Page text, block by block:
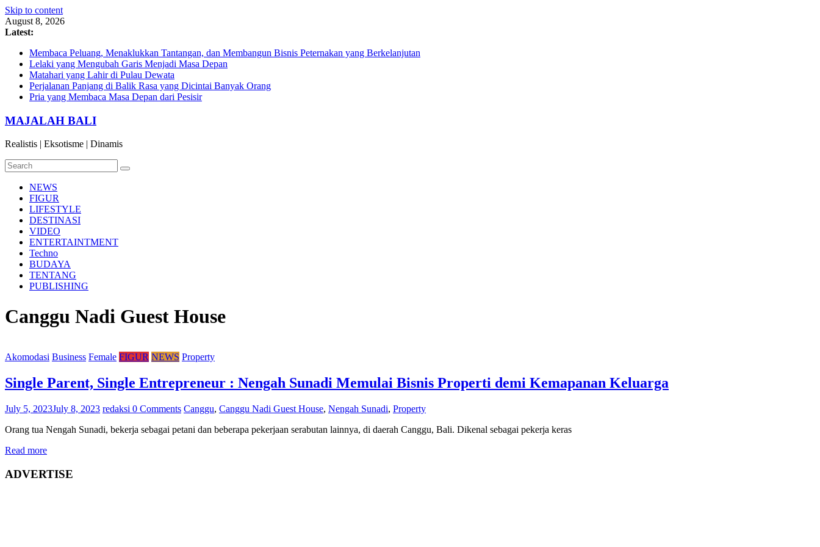
Skip to content
August 8, 2026
Latest:
Membaca Peluang, Menaklukkan Tantangan, dan Membangun Bisnis Peternakan yang Berkelanjutan
Lelaki yang Mengubah Garis Menjadi Masa Depan
Matahari yang Lahir di Pulau Dewata
Perjalanan Panjang di Balik Rasa yang Dicintai Banyak Orang
Pria yang Membaca Masa Depan dari Pesisir
MAJALAH BALI
Realistis | Eksotisme | Dinamis
NEWS
FIGUR
LIFESTYLE
DESTINASI
VIDEO
ENTERTAINTMENT
Techno
BUDAYA
TENTANG
PUBLISHING
Canggu Nadi Guest House
Akomodasi Business Female FIGUR NEWS Property
Single Parent, Single Entrepreneur : Nengah Sunadi Memulai Bisnis Properti demi Kemapanan Keluarga
July 5, 2023July 8, 2023 redaksi 0 Comments Canggu, Canggu Nadi Guest House, Nengah Sunadi, Property
Orang tua Nengah Sunadi, bekerja sebagai petani dan beberapa pekerjaan serabutan lainnya, di daerah Canggu, Bali. Dikenal sebagai pekerja keras
Read more
ADVERTISE